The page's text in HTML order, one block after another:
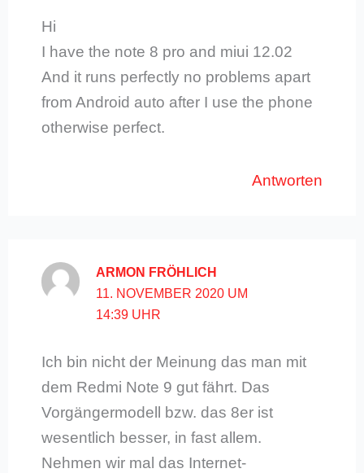
Hi
I have the note 8 pro and miui 12.02
And it runs perfectly no problems apart
from Android auto after I use the phone
otherwise perfect.
Antworten
ARMON FRÖHLICH
11. NOVEMBER 2020 UM
14:39 UHR
Ich bin nicht der Meinung das man mit
dem Redmi Note 9 gut fährt. Das
Vorgängermodell bzw. das 8er ist
wesentlich besser, in fast allem.
Nehmen wir mal das Internet-